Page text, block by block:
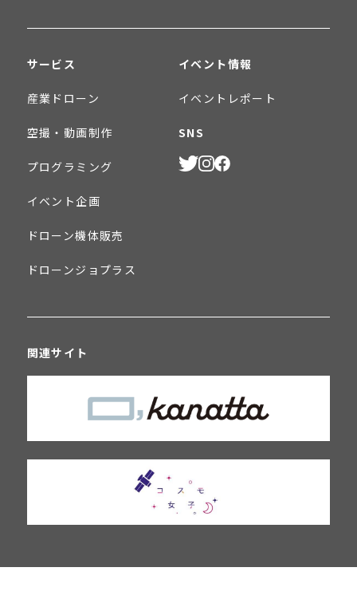
サービス
産業ドローン
空撮・動画制作
プログラミング
イベント企画
ドローン機体販売
ドローンジョプラス
イベント情報
イベントレポート
SNS
関連サイト